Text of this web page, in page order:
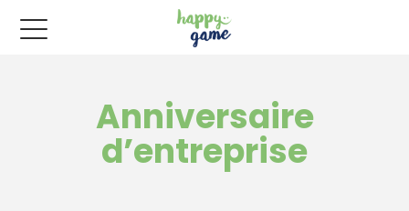
Anniversaire
d’entreprise